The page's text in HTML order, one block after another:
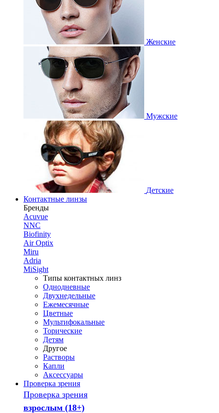
Женские
Мужские
Детские
Контактные линзы
Бренды
Acuvue
NNC
Biofinity
Air Optix
Miru
Adria
MiSight
Типы контактных линз
Однодневные
Двухнедельные
Ежемесячные
Цветные
Мультифокальные
Торические
Детям
Другое
Растворы
Капли
Аксессуары
Проверка зрения
Проверка зрения
взрослым (18+)